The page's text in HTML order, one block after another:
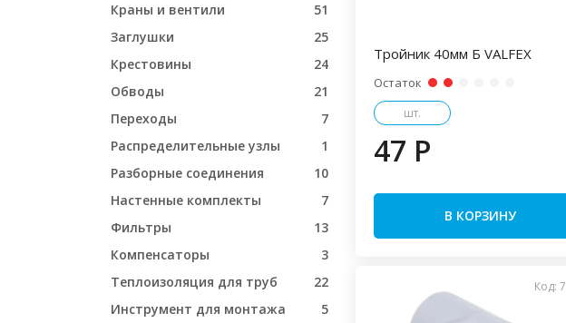
Краны и вентили
51
Заглушки
25
Крестовины
24
Обводы
21
Переходы
7
Распределительные узлы
1
Разборные соединения
10
Настенные комплекты
7
Фильтры
13
Компенсаторы
3
Теплоизоляция для труб
22
Инструмент для монтажа
5
Тройник 40мм Б VALFEX
Остаток
шт.
47 P
В КОРЗИНУ
Код: